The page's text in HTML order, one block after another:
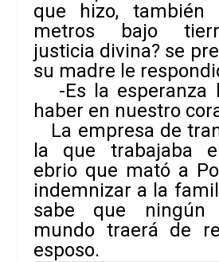
que hizo, también
metros bajo
justicia divina? se
su madre le
-Es la esperanza
haber en nuestro
La empresa de
la que trabajaba
ebrio que mató a
indemnizar a la
sabe que ningún
mundo traerá de
esposo.